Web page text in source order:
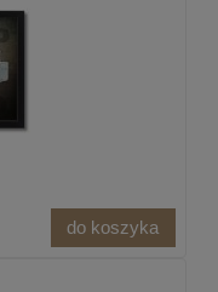
do koszyka